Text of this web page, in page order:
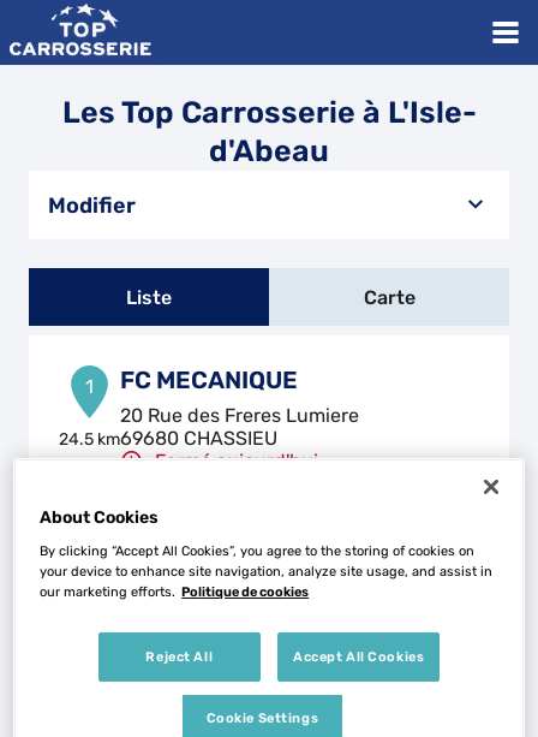
Les Top Carrosserie à L'Isle-
d'Abeau
Modifier
Liste Carte
1
24.5 km
FC MECANIQUE
20 Rue des Freres Lumiere
69680 CHASSIEU
Fermé aujourd'hui
Voir plus
CARROSSERIE DE L'ETOILE
36 Rue Francine Fromont
69120 VAULX-EN-VELIN
Fermé aujourd'hui
About Cookies
By clicking “Accept All Cookies”, you agree to the storing of cookies on
your device to enhance site navigation, analyze site usage, and assist in
our marketing efforts. Politique de cookies
Reject All Accept All Cookies
Cookie Settings